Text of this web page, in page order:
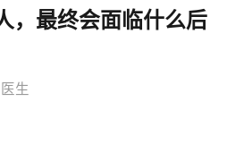
，最终会面临什么后
生